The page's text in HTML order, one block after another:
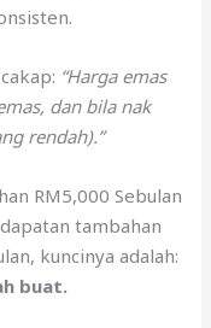
“Harga emas
dan bila nak
rendah).”
RM5,000 Sebulan
tambahan
kuncinya adalah:
buat.